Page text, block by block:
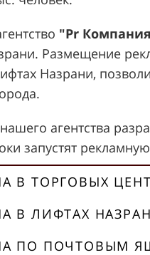
"Pr
Размещение
Назрани,
агентства
запустят
В ТОРГОВЫХ
В ЛИФТАХ
ПО ПОЧТОВЫМ